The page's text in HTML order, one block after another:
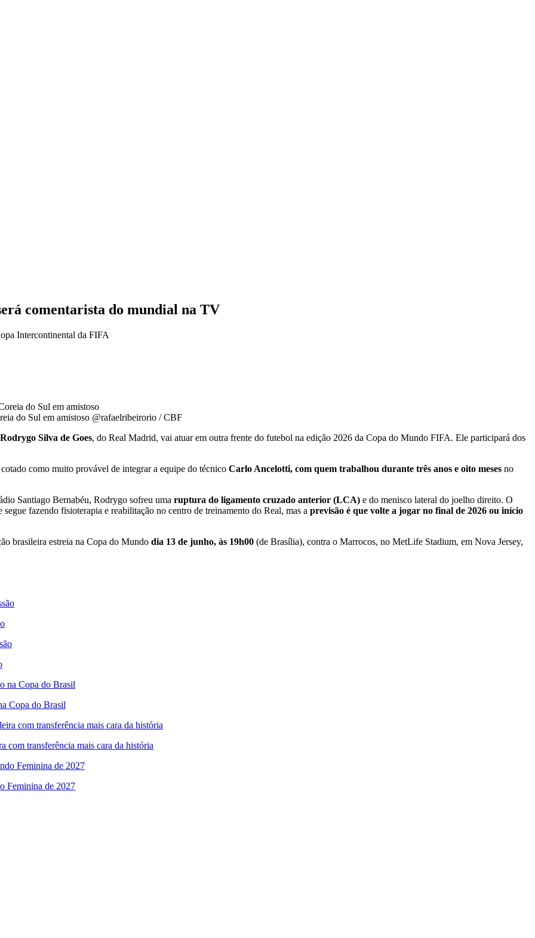
comentarista do mundial na TV
Intercontinental da FIFA
do Sul em amistoso @rafaelribeirorio / CBF
Rodrygo Silva de Goes, do Real Madrid, vai atuar em outra frente do futebol na edição 2026 da Copa do Mundo FIFA. Ele participará dos
como muito provável de integrar a equipe do técnico Carlo Ancelotti, com quem trabalhou durante três anos e oito meses no
Santiago Bernabéu, Rodrygo sofreu uma ruptura do ligamento cruzado anterior (LCA) e do menisco lateral do joelho direito. O
fazendo fisioterapia e reabilitação no centro de treinamento do Real, mas a previsão é que volte a jogar no final de 2026 ou início
brasileira estreia na Copa do Mundo dia 13 de junho, às 19h00 (de Brasília), contra o Marrocos, no MetLife Stadium, em Nova Jersey,
Copa do Brasil
com transferência mais cara da história
Feminina de 2027